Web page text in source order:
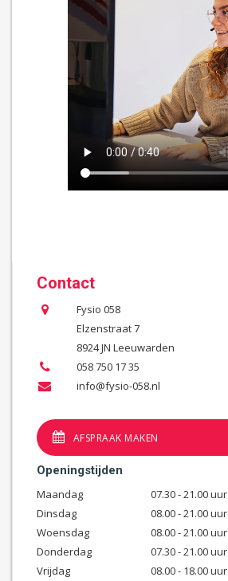
Contact
Fysio 058
Elzenstraat 7
8924 JN Leeuwarden
058 750 17 35
info@fysio-058.nl
AFSPRAAK MAKEN
Openingstijden
Maandag
07.30 - 21.00 uur
Dinsdag
08.00 - 21.00 uur
Woensdag
08.00 - 21.00 uur
Donderdag
07.30 - 21.00 uur
Vrijdag
08.00 - 18.00 uur